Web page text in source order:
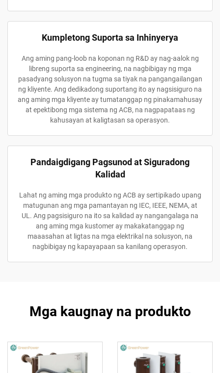
Kumpletong Suporta sa Inhinyerya
Ang aming pang-loob na koponan ng R&D ay nag-aalok ng
libreng suporta sa engineering, na nagbibigay ng mga
pasadyang solusyon na tugma sa tiyak na pangangailangan
ng kliyente. Ang dedikadong suportang ito ay nagsisiguro na
ang aming mga kliyente ay tumatanggap ng pinakamahusay
at epektibong mga sistema ng ACB, na nagpapataas ng
kahusayan at kaligtasan sa operasyon.
Pandaigdigang Pagsunod at Siguradong
Kalidad
Lahat ng aming mga produkto ng ACB ay sertipikado upang
matugunan ang mga pamantayan ng IEC, IEEE, NEMA, at
UL. Ang pagsisiguro na ito sa kalidad ay nangangalaga na
ang aming mga kustomer ay makakatanggap ng
maaasahan at ligtas na mga elektrikal na solusyon, na
nagbibigay ng kapayapaan sa kanilang operasyon.
Mga kaugnay na produkto